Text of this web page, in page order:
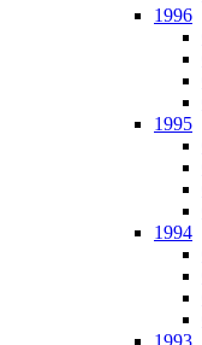
1996
1995
1994
1993